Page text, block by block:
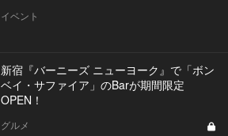
イベント
新宿『バーニーズ ニューヨーク』で「ボン
ベイ・サファイア」のBarが期間限定
OPEN！
グルメ